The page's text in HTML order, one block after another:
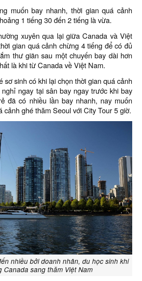
muốn bay nhanh, thời gian quá cảnh
1 tiếng 30 đến 2 tiếng là vừa.
xuyên qua lại giữa Canada và Việt
gian quá cảnh chừng 4 tiếng để có đủ
thư giãn sau một chuyến bay dài hơn
là khi từ Canada về Việt Nam.
sơ sinh có khi lại chọn thời gian quá cảnh
ngay tại sân bay ngay trước khi bay
đã có nhiều lần bay nhanh, nay muốn
cảnh ghé thăm Seoul với City Tour 5 giờ.
nhiều bởi doanh nhân, du học sinh khi
Canada sang thăm Việt Nam